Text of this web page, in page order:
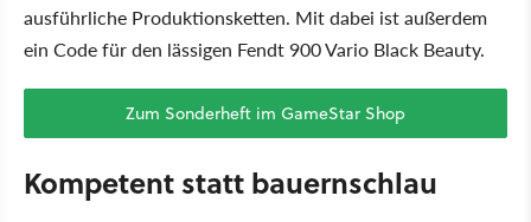
ausführliche Produktionsketten. Mit dabei ist außerdem
ein Code für den lässigen Fendt 900 Vario Black Beauty.
Zum Sonderheft im GameStar Shop
Kompetent statt bauernschlau